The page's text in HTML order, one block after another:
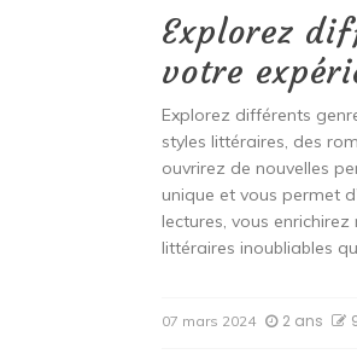
Explorez
votre
Explorez différents
styles littéraires, des
ouvrirez de nouvelles
unique et vous permet
lectures, vous
littéraires inoubliables
07 mars 2024 2 ans